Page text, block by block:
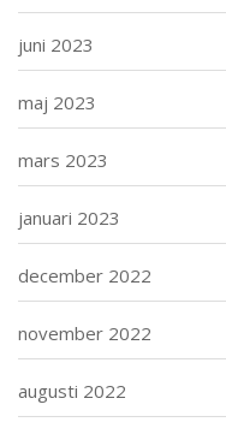
juni 2023
maj 2023
mars 2023
januari 2023
december 2022
november 2022
augusti 2022